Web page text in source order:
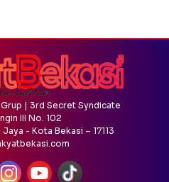
Grup | 3rd Secret Syndicate
III No. 102
- Kota Bekasi – 17113